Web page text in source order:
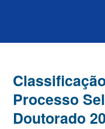
Processo
Doutorado